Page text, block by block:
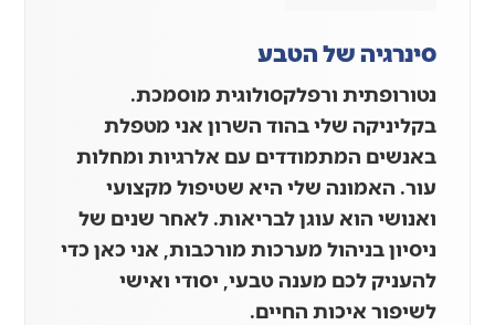
סינרגיה של הטבע
נטורופתית ורפלקסולוגית מוסמכת.
בקליניקה שלי בהוד השרון אני מטפלת
באנשים המתמודדים עם אלרגיות ומחלות
עור. האמונה שלי היא שטיפול מקצועי
ואנושי הוא עוגן לבריאות. לאחר שנים של
ניסיון בניהול מערכות מורכבות, אני כאן כדי
להעניק לכם מענה טבעי, יסודי ואישי
לשיפור איכות החיים.